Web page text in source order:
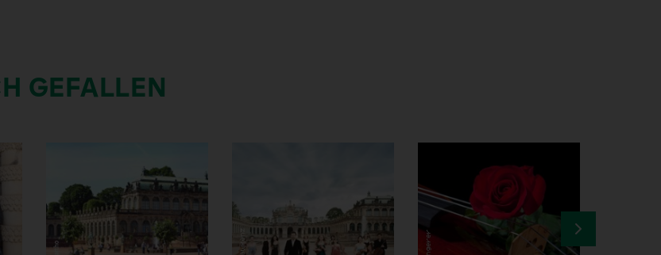
GEFALLEN